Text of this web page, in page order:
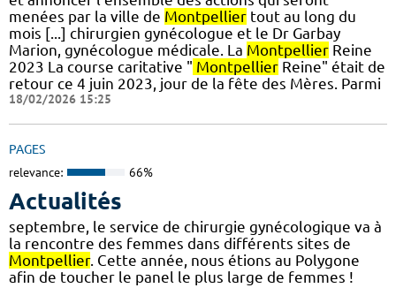
menées par la ville de Montpellier tout au long du
mois [...] chirurgien gynécologue et le Dr Garbay
Marion, gynécologue médicale. La Montpellier Reine
2023 La course caritative " Montpellier Reine" était de
retour ce 4 juin 2023, jour de la fête des Mères. Parmi
18/02/2026 15:25
PAGES
relevance: 66%
Actualités
septembre, le service de chirurgie gynécologique va à
la rencontre des femmes dans différents sites de
Montpellier. Cette année, nous étions au Polygone
afin de toucher le panel le plus large de femmes !